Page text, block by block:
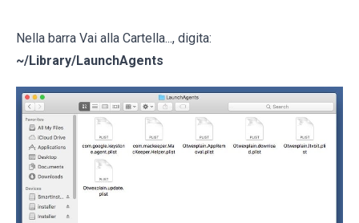
Nella barra Vai alla Cartella..., digita:
~/Library/LaunchAgents